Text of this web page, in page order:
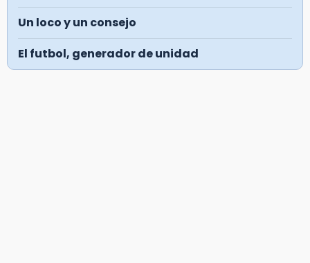
Un loco y un consejo
El futbol, generador de unidad